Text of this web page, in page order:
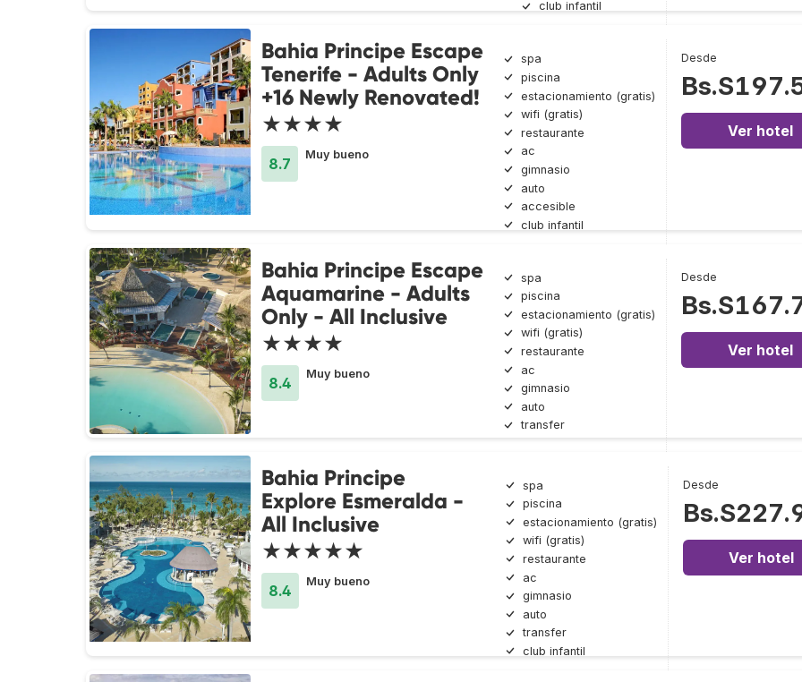
club infantil
Bahia Principe Escape
Tenerife - Adults Only
+16 Newly Renovated!
★★★★
8.7
Muy bueno
spa
piscina
estacionamiento (gratis)
wifi (gratis)
restaurante
ac
gimnasio
auto
accesible
club infantil
Desde
Ver hotel
Bahia Principe Escape
Aquamarine - Adults
Only - All Inclusive
★★★★
8.4
Muy bueno
spa
piscina
estacionamiento (gratis)
wifi (gratis)
restaurante
ac
gimnasio
auto
transfer
Desde
Ver hotel
Bahia Principe
Explore Esmeralda -
All Inclusive
★★★★★
8.4
Muy bueno
spa
piscina
estacionamiento (gratis)
wifi (gratis)
restaurante
ac
gimnasio
auto
transfer
club infantil
Desde
Ver hotel